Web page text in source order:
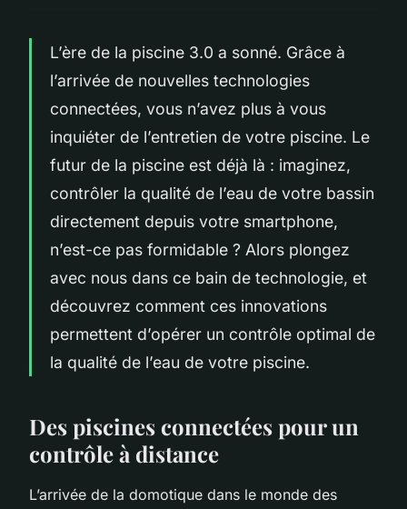
L’ère de la piscine 3.0 a sonné. Grâce à
l’arrivée de nouvelles technologies
connectées, vous n’avez plus à vous
inquiéter de l’entretien de votre piscine. Le
futur de la piscine est déjà là : imaginez,
contrôler la qualité de l’eau de votre bassin
directement depuis votre smartphone,
n’est-ce pas formidable ? Alors plongez
avec nous dans ce bain de technologie, et
découvrez comment ces innovations
permettent d’opérer un contrôle optimal de
la qualité de l’eau de votre piscine.
Des piscines connectées pour un
contrôle à distance
L’arrivée de la domotique dans le monde des